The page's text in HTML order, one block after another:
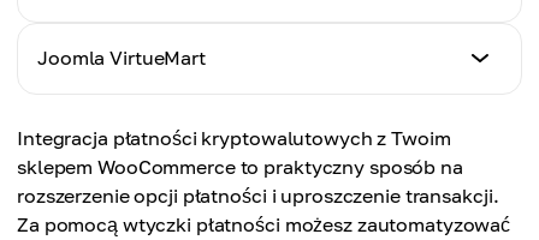
Poradnik
Joomla VirtueMart
Kliknij tutaj
Integracja płatności kryptowalutowych z Twoim
sklepem WooCommerce to praktyczny sposób na
rozszerzenie opcji płatności i uproszczenie transakcji.
Za pomocą wtyczki płatności możesz zautomatyzować